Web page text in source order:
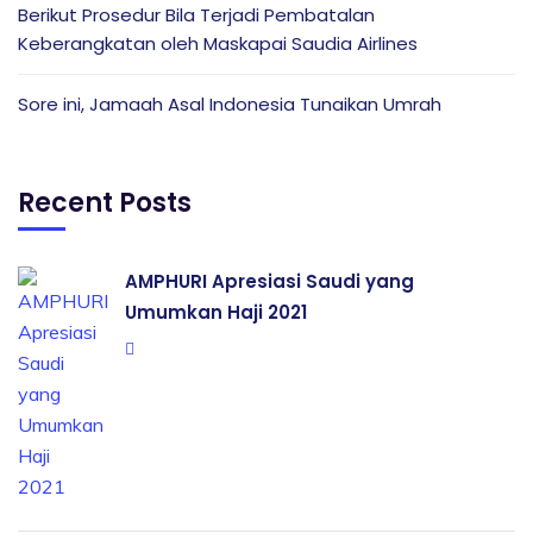
Berikut Prosedur Bila Terjadi Pembatalan
Keberangkatan oleh Maskapai Saudia Airlines
Sore ini, Jamaah Asal Indonesia Tunaikan Umrah
Recent Posts
AMPHURI Apresiasi Saudi yang
Umumkan Haji 2021